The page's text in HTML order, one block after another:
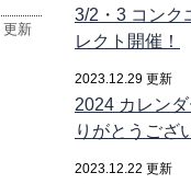
更新
3/2・3 コンク
レクト開催！
2023.12.29 更新
2024 カレン
りがとうござ
2023.12.22 更新